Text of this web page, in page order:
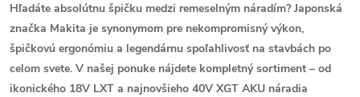
Hľadáte absolútnu špičku medzi remeselným náradím? Japonská
značka Makita je synonymom pre nekompromisný výkon,
špičkovú ergonómiu a legendárnu spoľahlivosť na stavbách po
celom svete. V našej ponuke nájdete kompletný sortiment – od
ikonického 18V LXT a najnovšieho 40V XGT AKU náradia